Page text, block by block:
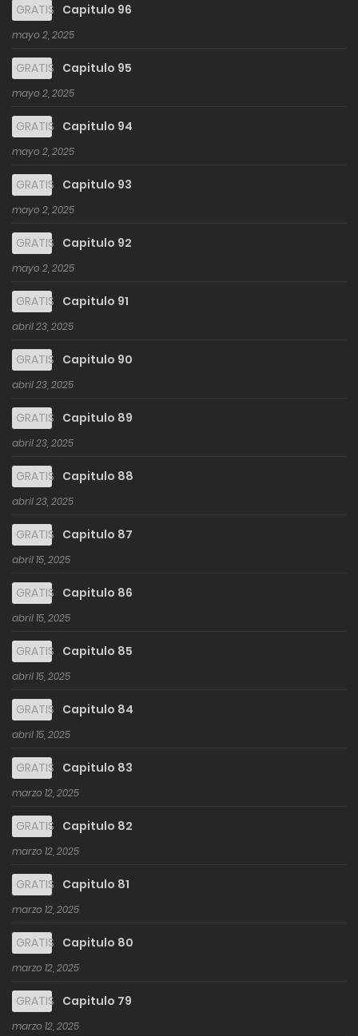
GRATIS Capitulo 96
mayo 2, 2025
GRATIS Capitulo 95
mayo 2, 2025
GRATIS Capitulo 94
mayo 2, 2025
GRATIS Capitulo 93
mayo 2, 2025
GRATIS Capitulo 92
mayo 2, 2025
GRATIS Capitulo 91
abril 23, 2025
GRATIS Capitulo 90
abril 23, 2025
GRATIS Capitulo 89
abril 23, 2025
GRATIS Capitulo 88
abril 23, 2025
GRATIS Capitulo 87
abril 15, 2025
GRATIS Capitulo 86
abril 15, 2025
GRATIS Capitulo 85
abril 15, 2025
GRATIS Capitulo 84
abril 15, 2025
GRATIS Capitulo 83
marzo 12, 2025
GRATIS Capitulo 82
marzo 12, 2025
GRATIS Capitulo 81
marzo 12, 2025
GRATIS Capitulo 80
marzo 12, 2025
GRATIS Capitulo 79
marzo 12, 2025